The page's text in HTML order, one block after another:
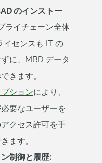
のインストー
ライチェーン全体
イセンスも IT の
に、MBD データ
きます。
ションにより、
要なユーザーを
クセス許可を手
ます。
制御と履歴: